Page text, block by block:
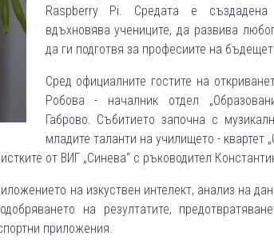
Raspberry Pi. Средата е
вдъхновява учениците, да развива
да ги подготвя за професиите на
Сред официалните гостите на
Робова - началник отдел
Габрово. Събитието започна с
младите таланти на училището - квартет
от ВИГ „Синева“ с ръководител
на изкуствен интелект, анализ на
на резултатите,
приложения.